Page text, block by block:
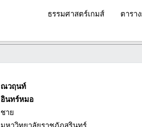
ธรรมศาสตร์เกมส์ ตารา
ณวฤนท์
อินทร์หมอ
ชาย
มหาวิทยาลัยราชภัฏสุรินทร์